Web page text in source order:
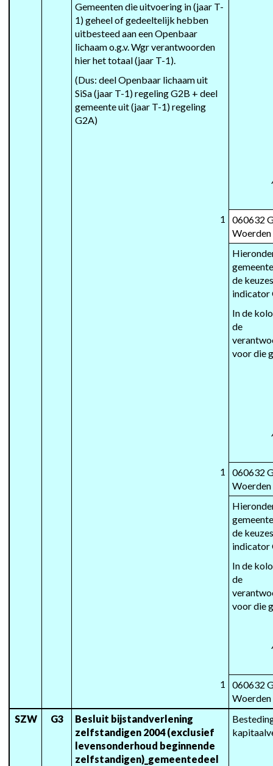
Gemeenten die uitvoering in (jaar T-
1) geheel of gedeeltelijk hebben
uitbesteed aan een Openbaar
lichaam o.g.v. Wgr verantwoorden
hier het totaal (jaar T-1).
(Dus: deel Openbaar lichaam uit
SiSa (jaar T-1) regeling G2B + deel
gemeente uit (jaar T-1) regeling
G2A)
1
060632
Woerden
de
indicator
In de
de
voor die
1
060632
Woerden
de
indicator
In de
de
voor die
1
060632
Woerden
SZW
G3
Besluit bijstandverlening
zelfstandigen 2004 (exclusief
levensonderhoud beginnende
zelfstandigen)_gemeentedeel